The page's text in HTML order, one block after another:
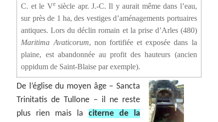
C. et le Vesiècle apr. J.-C. Il y aurait même dans l’eau,
sur près de 1 ha, des vestiges d’aménagements portuaires
antiques. Lors du déclin romain et la prise d’Arles (480)
Maritima Avaticorum, non fortifiée et exposée dans la
plaine, est abandonnée au profit des hauteurs (ancien
oppidum de Saint-Blaise par exemple).
De l’église du moyen âge – Sancta
Trinitatis de Tullone – il ne reste
plus rien mais la citerne de la